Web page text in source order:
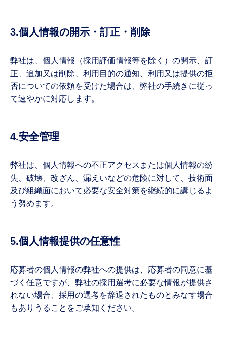
3.個人情報の開示・訂正・削除
弊社は、個人情報（採用評価情報等を除く）の開示、訂
正、追加又は削除、利用目的の通知、利用又は提供の拒
否についての依頼を受けた場合は、弊社の手続きに従っ
て速やかに対応します。
4.安全管理
弊社は、個人情報への不正アクセスまたは個人情報の紛
失、破壊、改ざん、漏えいなどの危険に対して、技術面
及び組織面において必要な安全対策を継続的に講じるよ
う努めます。
5.個人情報提供の任意性
応募者の個人情報の弊社への提供は、応募者の同意に基
づく任意ですが、弊社の採用選考に必要な情報が提供さ
れない場合、採用の選考を辞退されたものとみなす場合
もありうることをご承知ください。